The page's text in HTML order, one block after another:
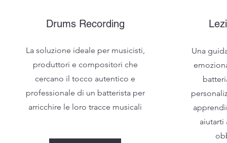
Drums Recording
La soluzione ideale per musicisti,
produttori e compositori che
cercano il tocco autentico e
professionale di un batterista per
arricchire le loro tracce musicali
Una
aiutarti